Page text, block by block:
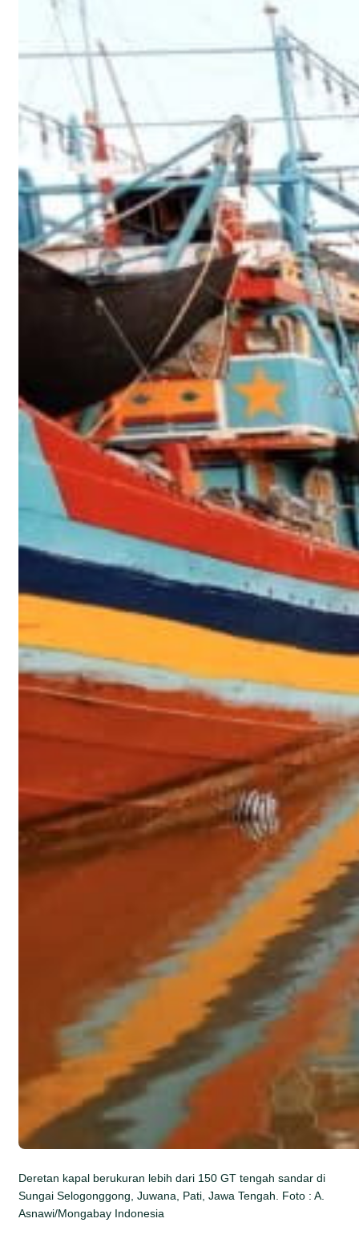
Deretan kapal berukuran lebih dari 150 GT tengah sandar di
Sungai Selogonggong, Juwana, Pati, Jawa Tengah. Foto : A.
Asnawi/Mongabay Indonesia